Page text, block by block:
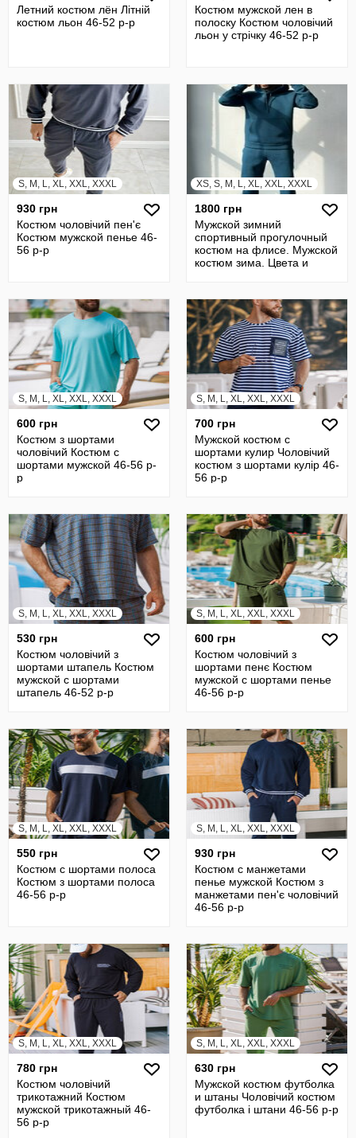
Летний костюм лён Літній
костюм льон 46-52 р-р
Костюм мужской лен в
полоску Костюм чоловічий
льон у стрічку 46-52 р-р
S, M, L, XL, XXL, XXXL
930 грн
Костюм чоловічий пен'є
Костюм мужской пенье 46-
56 р-р
XS, S, M, L, XL, XXL, XXXL
1800 грн
Мужской зимний
спортивный прогулочный
костюм на флисе. Мужской
костюм зима. Цвета и
S, M, L, XL, XXL, XXXL
600 грн
Костюм з шортами
чоловічий Костюм с
шортами мужской 46-56 р-
р
S, M, L, XL, XXL, XXXL
700 грн
Мужской костюм с
шортами кулир Чоловічий
костюм з шортами кулір 46-
56 р-р
S, M, L, XL, XXL, XXXL
530 грн
Костюм чоловічий з
шортами штапель Костюм
мужской с шортами
штапель 46-52 р-р
S, M, L, XL, XXL, XXXL
600 грн
Костюм чоловічий з
шортами пенє Костюм
мужской с шортами пенье
46-56 р-р
S, M, L, XL, XXL, XXXL
550 грн
Костюм с шортами полоса
Костюм з шортами полоса
46-56 р-р
S, M, L, XL, XXL, XXXL
930 грн
Костюм с манжетами
пенье мужской Костюм з
манжетами пен'є чоловічий
46-56 р-р
S, M, L, XL, XXL, XXXL
780 грн
Костюм чоловічий
трикотажний Костюм
мужской трикотажный 46-
56 р-р
S, M, L, XL, XXL, XXXL
630 грн
Мужской костюм футболка
и штаны Чоловічий костюм
футболка і штани 46-56 р-р